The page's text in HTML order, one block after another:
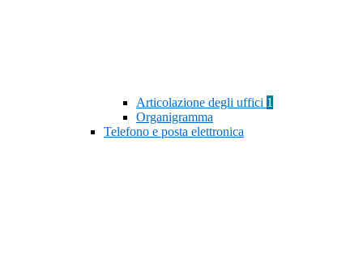
Articolazione degli uffici 1
Organigramma
Telefono e posta elettronica